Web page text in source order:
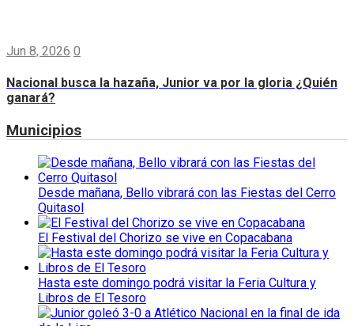
Jun 8, 2026 0
Nacional busca la hazaña, Junior va por la gloria ¿Quién
ganará?
Municipios
Desde mañana, Bello vibrará con las Fiestas del Cerro
Quitasol
El Festival del Chorizo se vive en Copacabana
Hasta este domingo podrá visitar la Feria Cultura y
Libros de El Tesoro